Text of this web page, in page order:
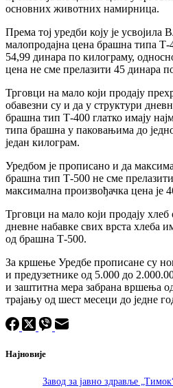
основних животних намирница.
Према тој уредби коју је усвојила
малопродајна цена брашна типа Т-
54,99 динара по килограму,
цена не сме прелазити 45 динара
Трговци на мало који продају
обавезни су и да у структури
брашна тип Т-400 глатко имају
типа брашна у паковањима до
један килограм.
Уредбом је прописано и да
брашна тип Т-500 не сме
максимална произвођачка цена је
Трговци на мало који продају хлеб
дневне набавке свих врста хлеба
од брашна Т-500.
За кршење Уредбе прописане су
и предузетнике од 5.000 до
и заштитна мера забрана вршења
трајању од шест месеци до једне
Најновије
Завод за јавно здравље